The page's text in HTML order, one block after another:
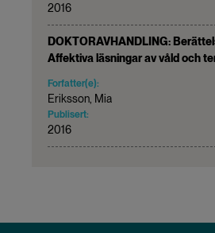
2016
DOKTORAVHANDLING:
Affektiva läsningar av våld och
Forfatter(e):
Eriksson, Mia
Publisert:
2016